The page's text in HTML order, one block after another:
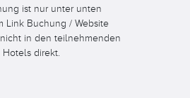
ist nur unter unten
Link Buchung / Website
in den teilnehmenden
Hotels direkt.